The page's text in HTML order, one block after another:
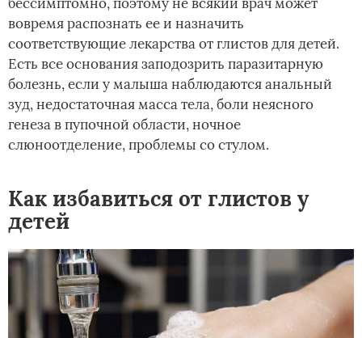
бессимптомно, поэтому не всякий врач может
вовремя распознать ее и назначить
соответствующие лекарства от глистов для детей.
Есть все основания заподозрить паразитарную
болезнь, если у малыша наблюдаются анальный
зуд, недостаточная масса тела, боли неясного
генеза в пупочной области, ночное
слюноотделение, проблемы со стулом.
Как избавиться от глистов у
детей